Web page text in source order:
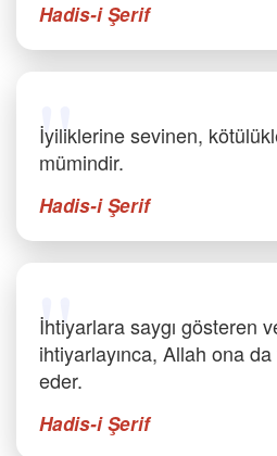
Hadis-i Şerif
İyiliklerine sevinen,
mümindir.
Hadis-i Şerif
İhtiyarlara saygı gösteren
ihtiyarlayınca, Allah ona da
eder.
Hadis-i Şerif